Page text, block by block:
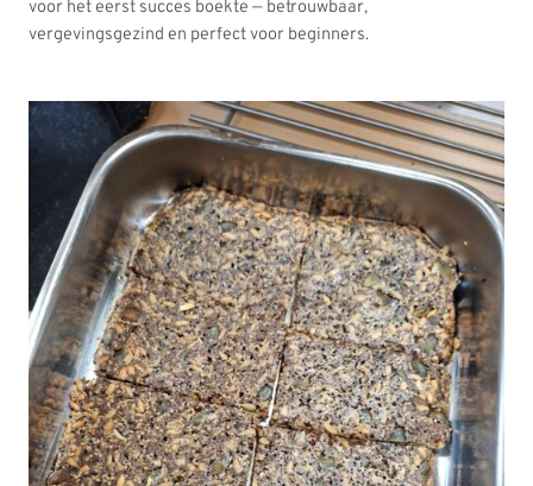
voor het eerst succes boekte — betrouwbaar,
vergevingsgezind en perfect voor beginners.